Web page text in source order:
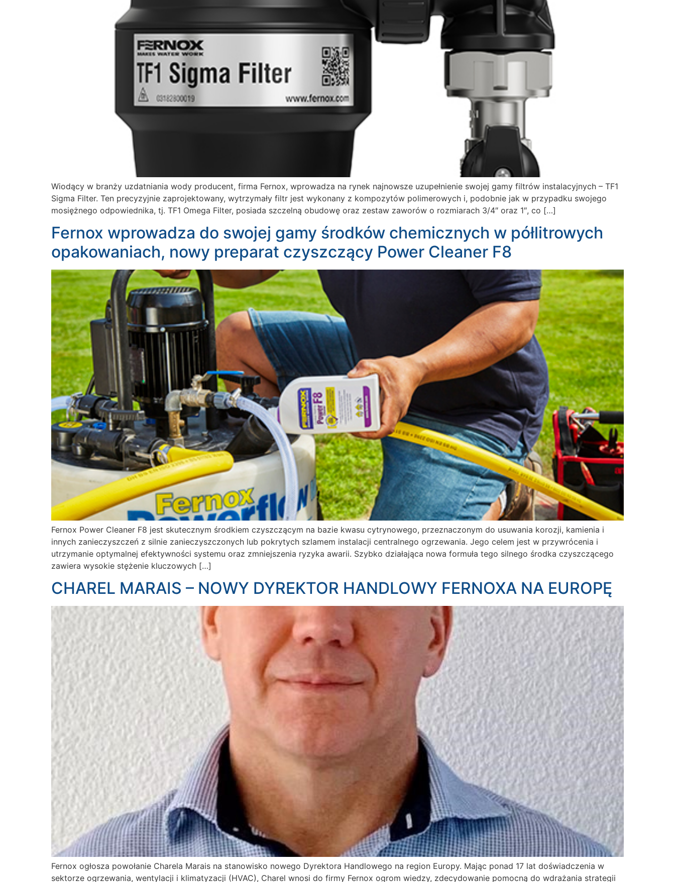
Wiodący w branży uzdatniania wody producent, firma Fernox, wprowadza na rynek najnowsze uzupełnienie swojej gamy filtrów instalacyjnych – TF1
Sigma Filter. Ten precyzyjnie zaprojektowany, wytrzymały filtr jest wykonany z kompozytów polimerowych i, podobnie jak w przypadku swojego
mosiężnego odpowiednika, tj. TF1 Omega Filter, posiada szczelną obudowę oraz zestaw zaworów o rozmiarach 3/4″ oraz 1″, co […]
Fernox wprowadza do swojej gamy środków chemicznych w półlitrowych
opakowaniach, nowy preparat czyszczący Power Cleaner F8
Fernox Power Cleaner F8 jest skutecznym środkiem czyszczącym na bazie kwasu cytrynowego, przeznaczonym do usuwania korozji, kamienia i
innych zanieczyszczeń z silnie zanieczyszczonych lub pokrytych szlamem instalacji centralnego ogrzewania. Jego celem jest w przywrócenia i
utrzymanie optymalnej efektywności systemu oraz zmniejszenia ryzyka awarii. Szybko działająca nowa formuła tego silnego środka czyszczącego
zawiera wysokie stężenie kluczowych […]
CHAREL MARAIS – NOWY DYREKTOR HANDLOWY FERNOXA NA EUROPĘ
Fernox ogłosza powołanie Charela Marais na stanowisko nowego Dyrektora Handlowego na region Europy. Mając ponad 17 lat doświadczenia w
sektorze ogrzewania, wentylacji i klimatyzacji (HVAC), Charel wnosi do firmy Fernox ogrom wiedzy, zdecydowanie pomocną do wdrażania strategii